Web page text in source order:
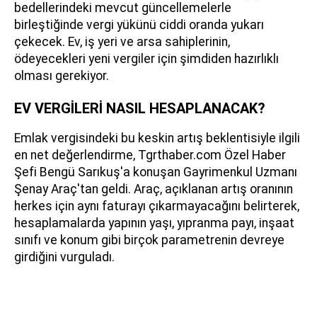
bedellerindeki mevcut güncellemelerle
birleştiğinde vergi yükünü ciddi oranda yukarı
çekecek. Ev, iş yeri ve arsa sahiplerinin,
ödeyecekleri yeni vergiler için şimdiden hazırlıklı
olması gerekiyor.
EV VERGİLERİ NASIL HESAPLANACAK?
Emlak vergisindeki bu keskin artış beklentisiyle ilgili
en net değerlendirme, Tgrthaber.com Özel Haber
Şefi Bengü Sarıkuş'a konuşan Gayrimenkul Uzmanı
Şenay Araç'tan geldi. Araç, açıklanan artış oranının
herkes için aynı faturayı çıkarmayacağını belirterek,
hesaplamalarda yapının yaşı, yıpranma payı, inşaat
sınıfı ve konum gibi birçok parametrenin devreye
girdiğini vurguladı.